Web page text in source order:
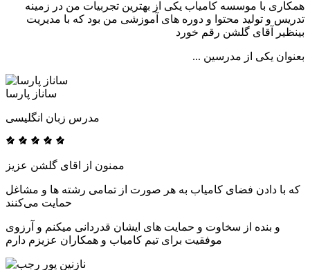
همکاری با موسسه کامیاب یکی از بهترین تجربیات من در زمینه
تدریس و تولید محتوا و دوره های آموزشی من بود که با مدیریت
بینظیر آقای گلشن رقم خورد
بعنوان یکی از مدرسین ...
ساناز پارسا
مدرس زبان انگلیسی
که با دادن فضای کامیاب به هر صورت از تمامی رشته ها و مشاغل
حمایت می‌کنند
و بنده از سخاوت و حمایت های ایشان قدردانی میکنم و آرزوی
موفقیت برای تیم کامیاب و همکاران عزیزم دارم